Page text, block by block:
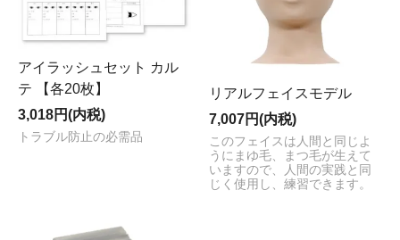
アイラッシュセット カル
テ 【各20枚】
3,018円(内税)
トラブル防止の必需品
リアルフェイスモデル
7,007円(内税)
このフェイスは人間と同じよ
うにまゆ毛、まつ毛が生えて
いますので、人間の実践と同
じく使用し、練習できます。